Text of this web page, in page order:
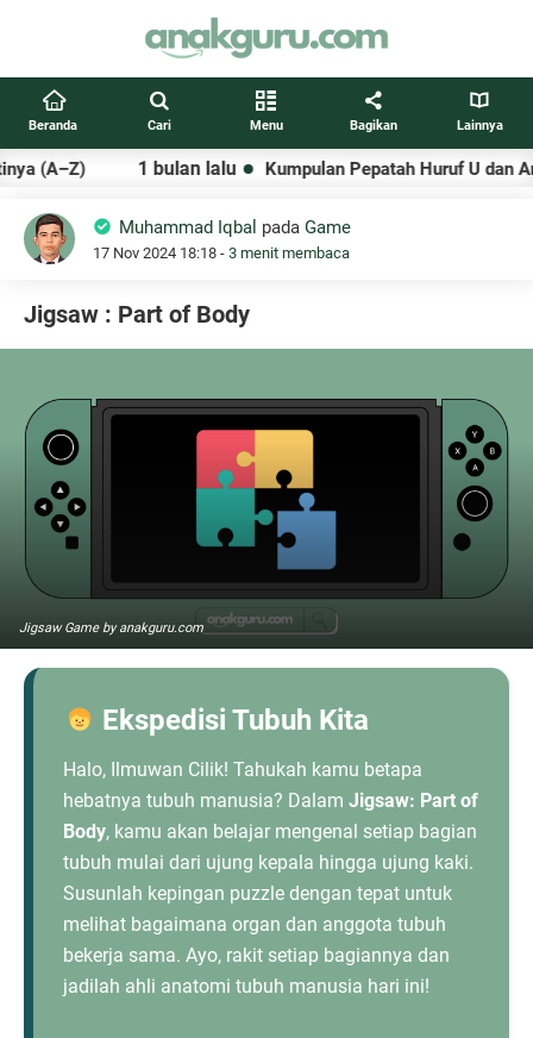
Beranda Cari Menu Bagikan Lainnya
(A–Z) 1 bulan lalu Kumpulan Pepatah Huruf U dan
Muhammad Iqbal pada Game
17 Nov 2024 18:18 - 3 menit membaca
Jigsaw : Part of Body
Jigsaw Game by anakguru.com
Ekspedisi Tubuh Kita
Halo, Ilmuwan Cilik! Tahukah kamu betapa
hebatnya tubuh manusia? Dalam Jigsaw: Part of
Body, kamu akan belajar mengenal setiap bagian
tubuh mulai dari ujung kepala hingga ujung kaki.
Susunlah kepingan puzzle dengan tepat untuk
melihat bagaimana organ dan anggota tubuh
bekerja sama. Ayo, rakit setiap bagiannya dan
jadilah ahli anatomi tubuh manusia hari ini!